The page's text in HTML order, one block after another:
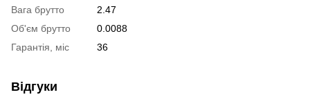
Вага брутто
2.47
Об'єм брутто
0.0088
Гарантія, міс
36
Відгуки